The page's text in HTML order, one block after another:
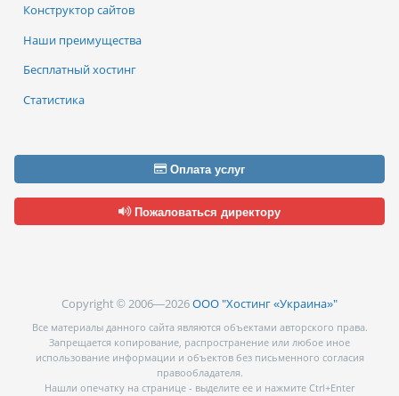
Конструктор сайтов
Наши преимущества
Бесплатный хостинг
Статистика
Оплата услуг
Пожаловаться директору
Copyright © 2006—2026ООО "Хостинг «Украина»"
Все материалы данного сайта являются объектами авторского права.
Запрещается копирование, распространение или любое иное
использование информации и объектов без письменного согласия
правообладателя.
Нашли опечатку на странице - выделите ее и нажмите Ctrl+Enter